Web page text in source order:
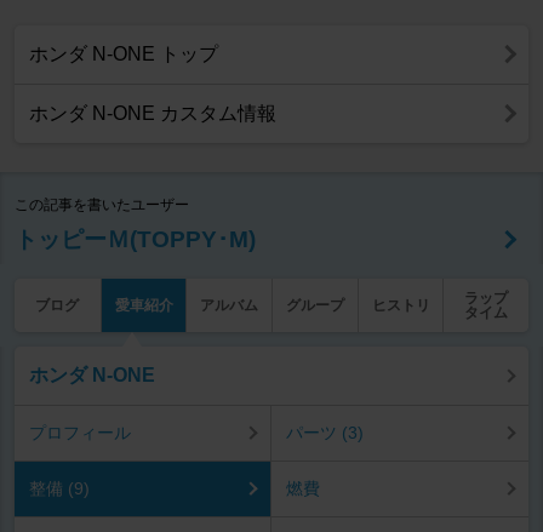
ホンダ N-ONE トップ
ホンダ N-ONE カスタム情報
この記事を書いたユーザー
トッピーＭ(TOPPY･M)
ブログ 愛車紹介 アルバム グループ ヒストリ
ラップ
タイム
ホンダ N-ONE
プロフィール パーツ (3)
整備 (9) 燃費